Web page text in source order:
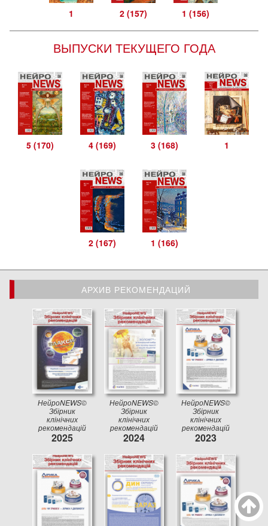
1 2 (157) 1 (156)
ВЫПУСКИ ТЕКУЩЕГО ГОДА
5 (170) 4 (169) 3 (168) 1
2 (167) 1 (166)
АРХИВ РЕКОМЕНДАЦИЙ
АРХИВ РЕКОМЕНДАЦИЙ
НейроNEWS©
Збірник
клінічних
рекомендацій
2025
НейроNEWS©
Збірник
клінічних
рекомендацій
2024
НейроNEWS©
Збірник
клінічних
рекомендацій
2023